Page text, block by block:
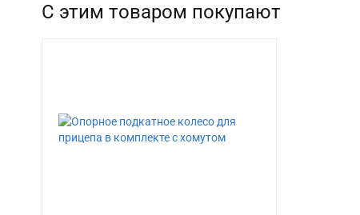
С этим товаром покупают